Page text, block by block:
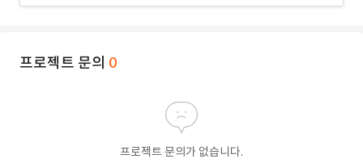
프로젝트 문의 0
프로젝트 문의가 없습니다.